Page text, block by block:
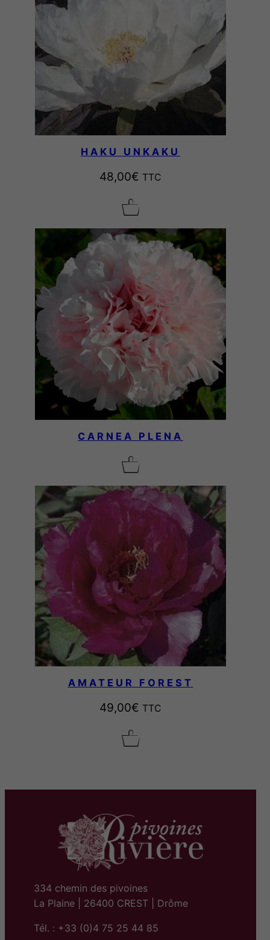
HAKU UNKAKU
48,00€ TTC
CARNEA PLENA
AMATEUR FOREST
49,00€ TTC
334 chemin des pivoines
La Plaine | 26400 CREST | Drôme
Tél. : +33 (0)4 75 25 44 85